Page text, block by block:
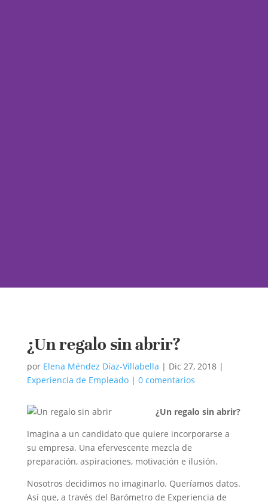
¿Un regalo sin abrir?
por Elena Méndez Díaz-Villabella | Dic 27, 2018|
Experiencia de Empleado| 0 comentarios
¿Un regalo sin abrir?
Imagina a un candidato que quiere incorporarse a
su empresa. Una efervescente mezcla de
preparación, aspiraciones, motivación e ilusión.
Nosotros decidimos no imaginarlo. Queríamos datos.
Así que, a través del Barómetro de Experiencia de